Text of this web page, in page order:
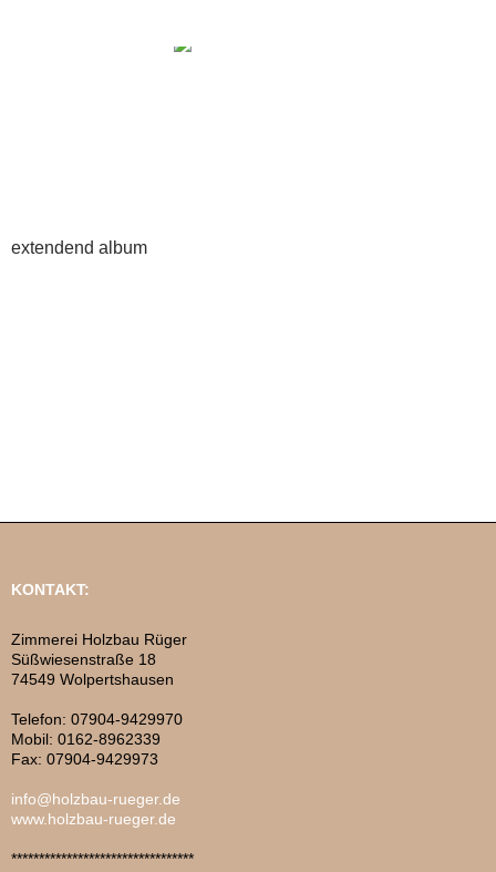
extendend album
KONTAKT:
Zimmerei Holzbau Rüger
Süßwiesenstraße 18
74549 Wolpertshausen
Telefon: 07904-9429970
Mobil: 0162-8962339
Fax: 07904-9429973
info@holzbau-rueger.de
www.holzbau-rueger.de
*********************************